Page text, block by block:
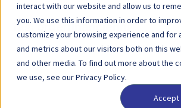
interact with our website and allow us to
you. We use this information in order to
customize your browsing experience and for
and metrics about our visitors both on this
and other media. To find out more about the
we use, see our Privacy Policy.
Accept
Tag:
Inzichten in transacties,
trends, en nieuws over
hoe u processen kunt verbeteren